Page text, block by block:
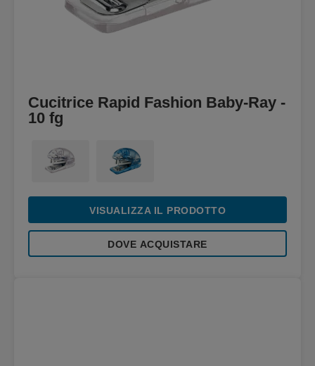
Cucitrice Rapid Fashion Baby-Ray -
10 fg
VISUALIZZA IL PRODOTTO
DOVE ACQUISTARE